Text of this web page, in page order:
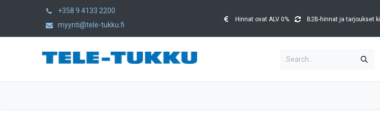
+358 9 4133 2200
myynti@tele-tukku.fi
Hinnat ovat ALV 0%. B2B-hinnat ja tarjoukset